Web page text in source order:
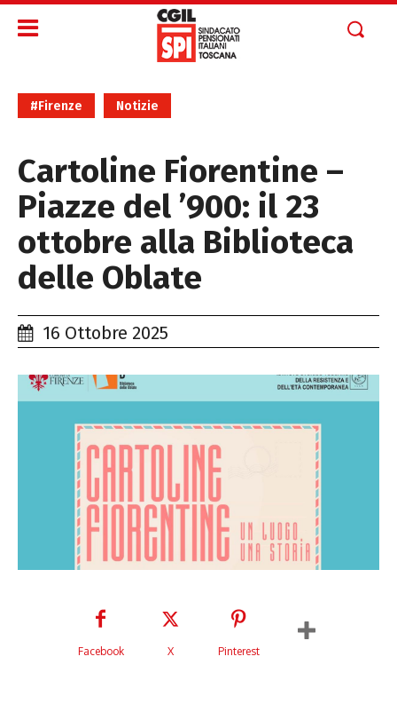
#Firenze Notizie
Cartoline Fiorentine –
Piazze del ’900: il 23
ottobre alla Biblioteca
delle Oblate
16 Ottobre 2025
Facebook X Pinterest